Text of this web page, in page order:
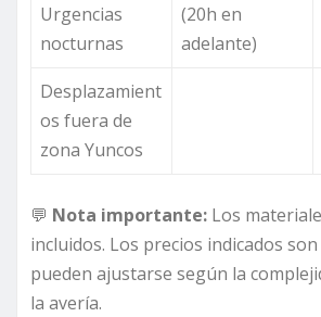
Urgencias
nocturnas
(20h en
adelante)
Desplazamient
os fuera de
zona Yuncos
💬 Nota importante: Los
incluidos. Los precios indicados
pueden ajustarse según la
la avería.